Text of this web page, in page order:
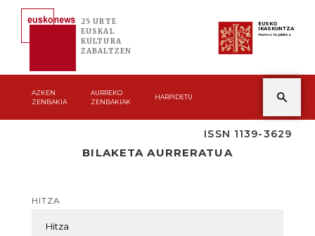
25 URTE
EUSKAL
KULTURA
ZABALTZEN
EUSKO
IKASKUNTZA
Asmoz ta jakitez
AZKEN
ZENBAKIA
AURREKO
ZENBAKIAK
HARPIDETU
ISSN 1139-3629
BILAKETA AURRERATUA
HITZA